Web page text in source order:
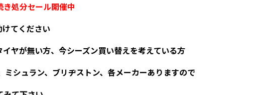
処分セール開催中
てください
ヤが無い方、今シーズン買い替えを考えている方
ミシュラン、ブリヂストン、各メーカーありますので